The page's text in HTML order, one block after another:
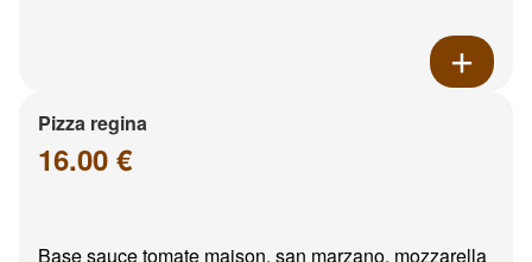
Pizza regina
16.00 €
Base sauce tomate maison, san marzano, mozzarella